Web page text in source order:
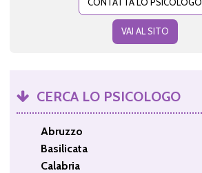
VAI AL SITO
CERCA LO PSICOLOGO
Abruzzo
Basilicata
Calabria